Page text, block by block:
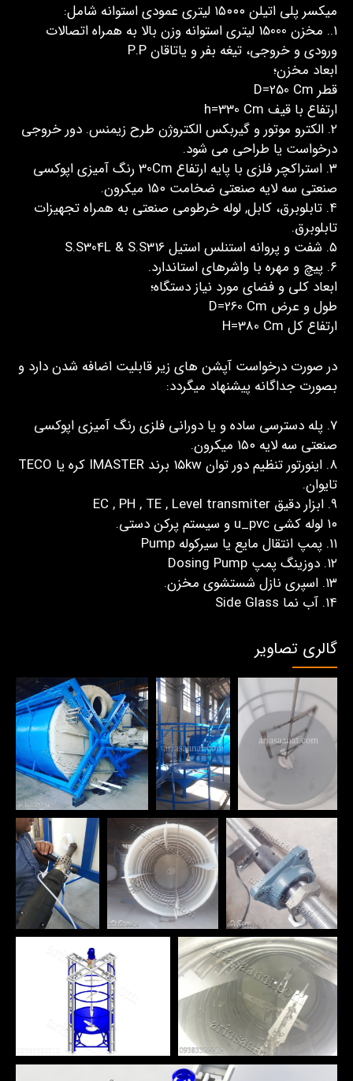
میکسر پلی اتیلن ۱۵۰۰۰ لیتری عمودی استوانه شامل:
۱.. مخزن 15000 لیتری استوانه وزن بالا به همراه اتصالات
ورودی و خروجی، تیغه بفر و یاتاقان P.P
ابعاد مخزن؛
قطر D=250 Cm
ارتفاع با قیف h=330 Cm
۲. الکترو موتور و گیربکس الکتروژن طرح زیمنس. دور خروجی
درخواست یا طراحی می شود.
۳. استراکچر فلزی با پایه ارتفاع 30Cm رنگ آمیزی اپوکسی
صنعتی سه لایه صنعتی ضخامت ۱۵۰ میکرون.
۴. تابلوبرق، کابل, لوله خرطومی صنعتی به همراه تجهیزات
تابلوبرق.
۵. شفت و پروانه استنلس استیل S.S304L & S.S316
۶. پیچ و مهره با واشرهای استاندارد.
ابعاد کلی و فضای مورد نیاز دستگاه؛
طول و عرض D=260 Cm
ارتفاع کل H=380 Cm
در صورت درخواست آپشن های زیر قابلیت اضافه شدن دارد و
بصورت جداگانه پیشنهاد میگردد:
7. پله دسترسی ساده و یا دورانی فلزی رنگ آمیزی اپوکسی
صنعتی سه لایه ۱۵۰ میکرون.
۸. اینورتور تنظیم دور توان 15kw برند IMASTER کره یا TECO
تایوان.
۹. ابزار دقیق EC , PH , TE , Level transmiter
۱۰ لوله کشی u_pvc و سیستم پرکن دستی.
۱۱. پمپ انتقال مایع یا سیرکوله Pump
۱۲. دوزینگ پمپ Dosing Pump
۱۳. اسپری نازل شستشوی مخزن.
۱۴. آب نما Side Glass
گالری تصاویر